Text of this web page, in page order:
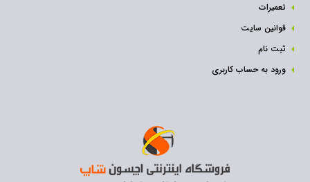
تعمیرات
قوانین سایت
ثبت نام‌
ورود به حساب کاربری